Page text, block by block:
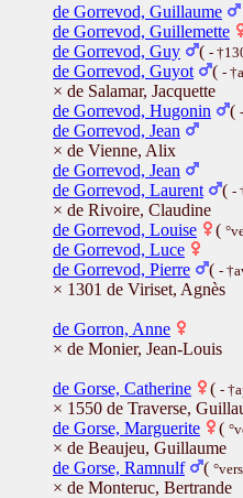
de Gorrevod, Guillaume
de Gorrevod, Guillemette
de Gorrevod, Guy
( -
de Gorrevod, Guyot
( -
× de Salamar, Jacquette
de Gorrevod, Hugonin
(
de Gorrevod, Jean
× de Vienne, Alix
de Gorrevod, Jean
de Gorrevod, Laurent
( -
× de Rivoire, Claudine
de Gorrevod, Louise
(
de Gorrevod, Luce
de Gorrevod, Pierre
( -
× 1301 de Viriset, Agnès
de Gorron, Anne
× de Monier, Jean-Louis
de Gorse, Catherine ( -
× 1550 de Traverse,
de Gorse, Marguerite
(
× de Beaujeu, Guillaume
de Gorse, Ramnulf
(
× de Monteruc, Bertrande